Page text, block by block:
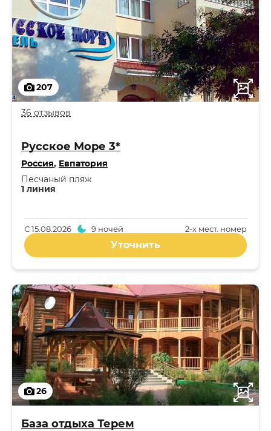
207
36 отзывов
Русское Море 3*
Россия, Евпатория
1 линия
Песчаный пляж
2-x мест. номер
С15.08.2026 9 ночей
Уточнить
26
База отдыха Терем